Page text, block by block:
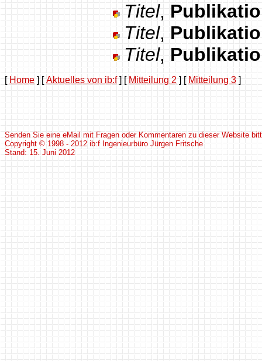
Titel,
Titel,
Titel,
[ Home ] [Aktuelles von ib:f] [ Mitteilung 2 ] [ Mitteilung 3 ]
Senden Sie eine eMail mit Fragen oder Kommentaren zu dieser Website
Copyright © 1998 - 2012 ib:f Ingenieurbüro Jürgen Fritsche
Stand: 15. Juni 2012